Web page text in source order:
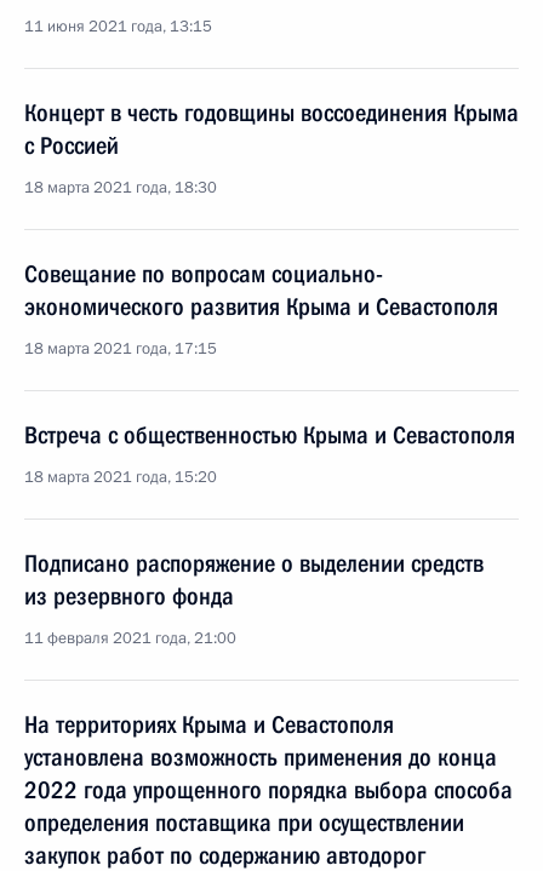
11 июня 2021 года, 13:15
Концерт в честь годовщины воссоединения Крыма
с Россией
18 марта 2021 года, 18:30
Совещание по вопросам социально-
экономического развития Крыма и Севастополя
18 марта 2021 года, 17:15
Встреча с общественностью Крыма и Севастополя
18 марта 2021 года, 15:20
Подписано распоряжение о выделении средств
из резервного фонда
11 февраля 2021 года, 21:00
На территориях Крыма и Севастополя
установлена возможность применения до конца
2022 года упрощенного порядка выбора способа
определения поставщика при осуществлении
закупок работ по содержанию автодорог